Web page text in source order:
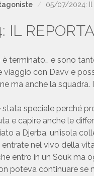
05/07/2024: Il
terminato… e sono
viaggio con Davv e
ma anche la
stata speciale perché
e capire anche le
a Djerba, un’isola
nel vivo della
entro in un Souk ma
poteva continuare se